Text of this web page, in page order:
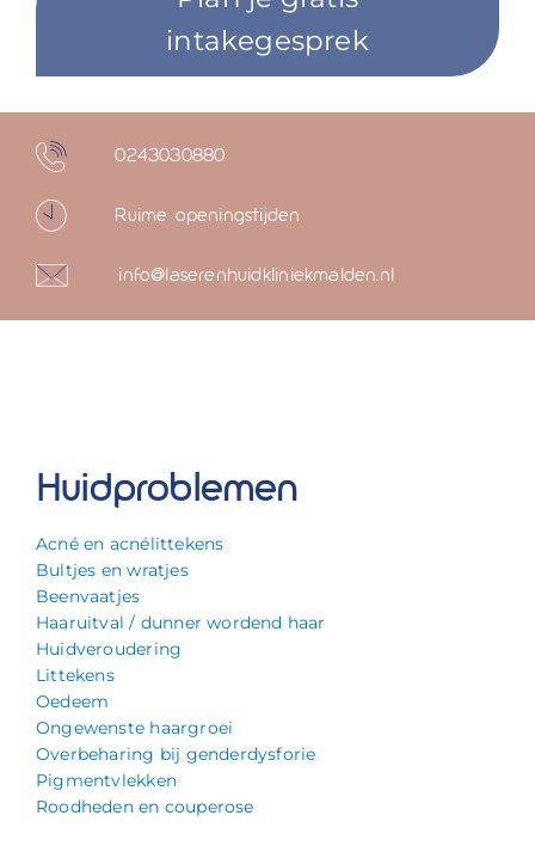
intakegesprek
0243030880
Ruime openingstijden
info@laserenhuidkliniekmalden.nl
Huidproblemen
Acné en acnélittekens
Bultjes en wratjes
Beenvaatjes
Haaruitval / dunner wordend haar
Huidveroudering
Littekens
Oedeem
Ongewenste haargroei
Overbeharing bij genderdysforie
Pigmentvlekken
Roodheden en couperose